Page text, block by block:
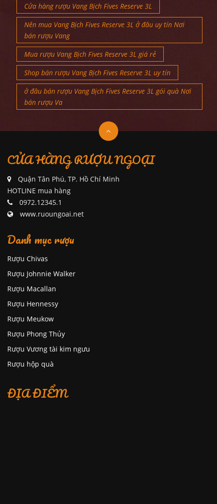
Cửa hàng rượu Vang Bịch Fives Reserve 3L
Nên mua Vang Bịch Fives Reserve 3L ở đâu uy tín Nơi
bán rượu Vang
Mua rượu Vang Bịch Fives Reserve 3L giá rẻ
Shop bán rượu Vang Bịch Fives Reserve 3L uy tín
ở đâu bán rượu Vang Bịch Fives Reserve 3L gói quà Nơi
bán rượu Va
CỬA HÀNG RƯỢU NGOẠI
Quận Tân Phú, TP. Hồ Chí Minh
HOTLINE mua hàng
0972.12345.1
www.ruoungoai.net
Danh mục rượu
Rượu Chivas
Rượu Johnnie Walker
Rượu Macallan
Rượu Hennessy
Rượu Meukow
Rượu Phong Thủy
Rượu Vương tài kim ngưu
Rượu hộp quà
ĐỊA ĐIỂM